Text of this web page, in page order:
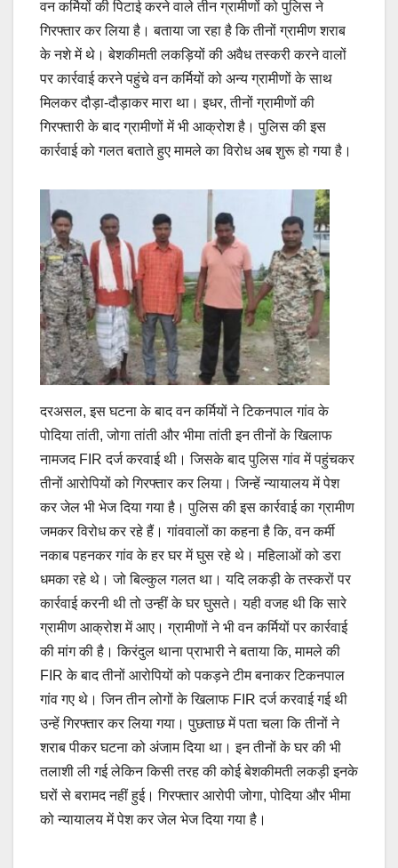
वन कर्मियों की पिटाई करने वाले तीन ग्रामीणों को पुलिस ने
गिरफ्तार कर लिया है। बताया जा रहा है कि तीनों ग्रामीण शराब
के नशे में थे। बेशकीमती लकड़ियों की अवैध तस्करी करने वालों
पर कार्रवाई करने पहुंचे वन कर्मियों को अन्य ग्रामीणों के साथ
मिलकर दौड़ा-दौड़ाकर मारा था। इधर, तीनों ग्रामीणों की
गिरफ्तारी के बाद ग्रामीणों में भी आक्रोश है। पुलिस की इस
कार्रवाई को गलत बताते हुए मामले का विरोध अब शुरू हो गया है।
दरअसल, इस घटना के बाद वन कर्मियों ने टिकनपाल गांव के
पोदिया तांती, जोगा तांती और भीमा तांती इन तीनों के खिलाफ
नामजद FIR दर्ज करवाई थी। जिसके बाद पुलिस गांव में पहुंचकर
तीनों आरोपियों को गिरफ्तार कर लिया। जिन्हें न्यायालय में पेश
कर जेल भी भेज दिया गया है। पुलिस की इस कार्रवाई का ग्रामीण
जमकर विरोध कर रहे हैं। गांववालों का कहना है कि, वन कर्मी
नकाब पहनकर गांव के हर घर में घुस रहे थे। महिलाओं को डरा
धमका रहे थे। जो बिल्कुल गलत था। यदि लकड़ी के तस्करों पर
कार्रवाई करनी थी तो उन्हीं के घर घुसते। यही वजह थी कि सारे
ग्रामीण आक्रोश में आए। ग्रामीणों ने भी वन कर्मियों पर कार्रवाई
की मांग की है। किरंदुल थाना प्राभारी ने बताया कि, मामले की
FIR के बाद तीनों आरोपियों को पकड़ने टीम बनाकर टिकनपाल
गांव गए थे। जिन तीन लोगों के खिलाफ FIR दर्ज करवाई गई थी
उन्हें गिरफ्तार कर लिया गया। पुछताछ में पता चला कि तीनों ने
शराब पीकर घटना को अंजाम दिया था। इन तीनों के घर की भी
तलाशी ली गई लेकिन किसी तरह की कोई बेशकीमती लकड़ी इनके
घरों से बरामद नहीं हुई। गिरफ्तार आरोपी जोगा, पोदिया और भीमा
को न्यायालय में पेश कर जेल भेज दिया गया है।